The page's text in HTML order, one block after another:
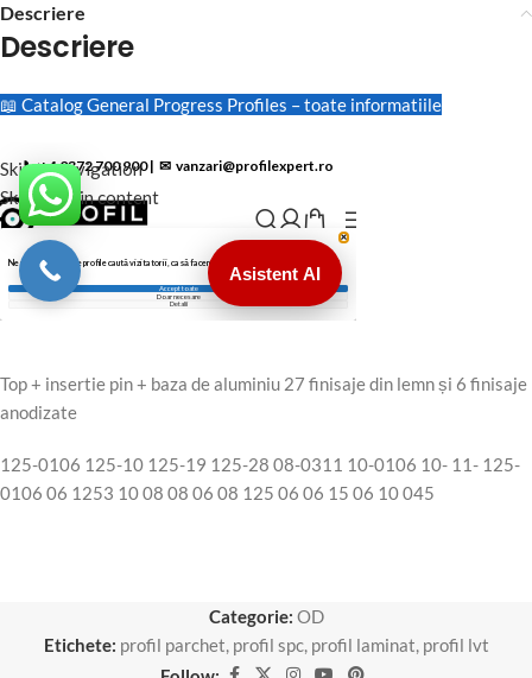
Descriere
Descriere
📖 Catalog General Progress Profiles – toate informatiile
Top + insertie pin + baza de aluminiu 27 finisaje din lemn și 6 finisaje
anodizate
125-0106 125-10 125-19 125-28 08-0311 10-0106 10- 11- 125-
0106 06 1253 10 08 08 06 08 125 06 06 15 06 10 045
Categorie: OD
Etichete: profil parchet, profil spc, profil laminat, profil lvt